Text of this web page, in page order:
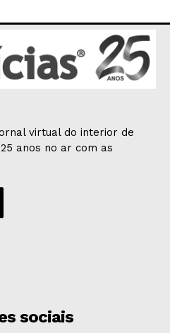
virtual do interior de
anos no ar com as
sociais